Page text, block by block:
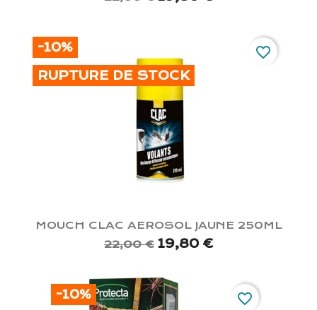
MOUCH CLAC AEROSOL JAUNE 250ML
22,00 € 19,80 €
-10%
RUPTURE DE STOCK
favorite_border
-10%
favorite_border